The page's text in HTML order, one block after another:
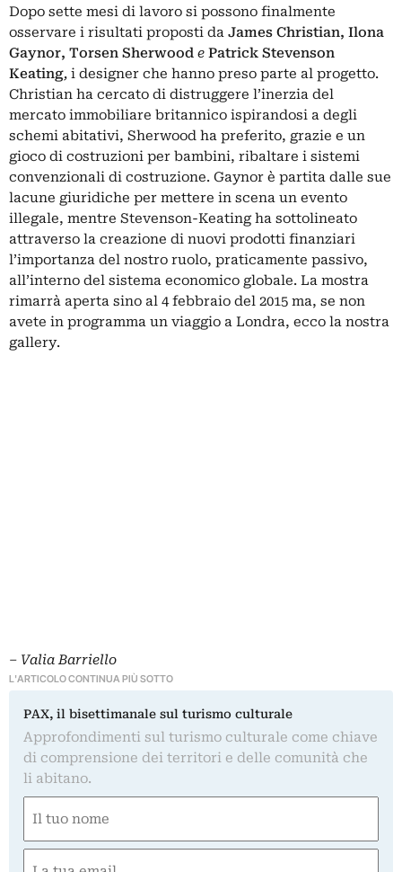
Dopo sette mesi di lavoro si possono finalmente
osservare i risultati proposti da James Christian, Ilona
Gaynor, Torsen Sherwood e Patrick Stevenson
Keating, i designer che hanno preso parte al progetto.
Christian ha cercato di distruggere l’inerzia del
mercato immobiliare britannico ispirandosi a degli
schemi abitativi, Sherwood ha preferito, grazie e un
gioco di costruzioni per bambini, ribaltare i sistemi
convenzionali di costruzione. Gaynor è partita dalle sue
lacune giuridiche per mettere in scena un evento
illegale, mentre Stevenson-Keating ha sottolineato
attraverso la creazione di nuovi prodotti finanziari
l’importanza del nostro ruolo, praticamente passivo,
all’interno del sistema economico globale. La mostra
rimarrà aperta sino al 4 febbraio del 2015 ma, se non
avete in programma un viaggio a Londra, ecco la nostra
gallery.
– Valia Barriello
L'ARTICOLO CONTINUA PIÙ SOTTO
PAX, il bisettimanale sul turismo culturale
Approfondimenti sul turismo culturale come chiave
di comprensione dei territori e delle comunità che
li abitano.
(Obbligatorio)
Nome